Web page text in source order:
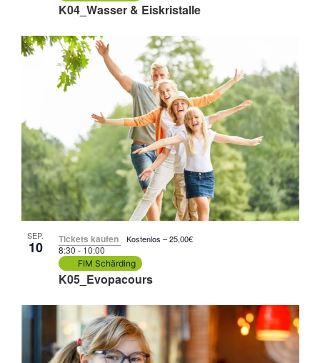
K04_Wasser & Eiskristalle
SEP.
10
K05_Evopacours
8:30-10:00
FIM Schärding
Tickets kaufen Kostenlos – 25,00€